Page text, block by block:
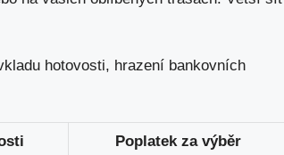
hotovosti, hrazení bankovních
Poplatek za⁢ výběr